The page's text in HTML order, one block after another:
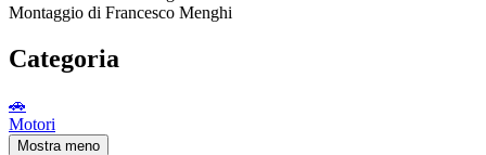
Montaggio di Francesco Menghi
Categoria
🚗
Motori
Mostra meno